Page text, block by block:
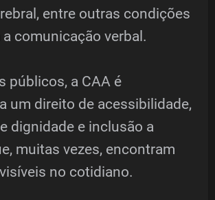
entre outras condições
comunicação verbal.
públicos, a CAA é
um direito de acessibilidade,
dignidade e inclusão a
muitas vezes, encontram
no cotidiano.